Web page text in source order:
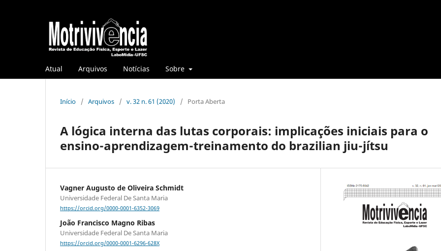
Atual Arquivos Notícias Sobre
Início / Arquivos / v. 32 n. 61 (2020) / Porta Aberta
A lógica interna das lutas corporais: implicações iniciais para o
ensino-aprendizagem-treinamento do brazilian jiu-jítsu
Vagner Augusto de Oliveira Schmidt
Universidade Federal De Santa Maria
https://orcid.org/0000-0001-6352-3069
João Francisco Magno Ribas
Universidade Federal De Santa Maria
https://orcid.org/0000-0001-6296-628X